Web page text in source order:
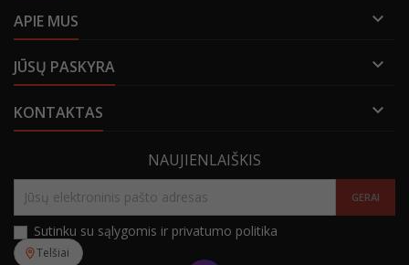
APIE MUS 
JŪSŲ PASKYRA 
KONTAKTAS 
NAUJIENLAIŠKIS
Sutinku su sąlygomis ir privatumo politika
Telšiai